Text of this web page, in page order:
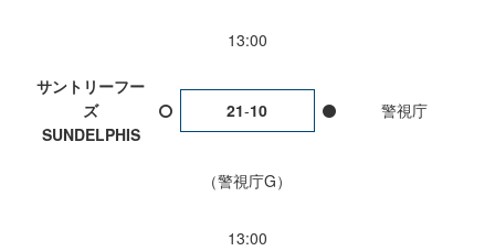
13:00
サントリーフー
ズ
SUNDELPHIS
21-10 警視庁
警視庁G
13:00